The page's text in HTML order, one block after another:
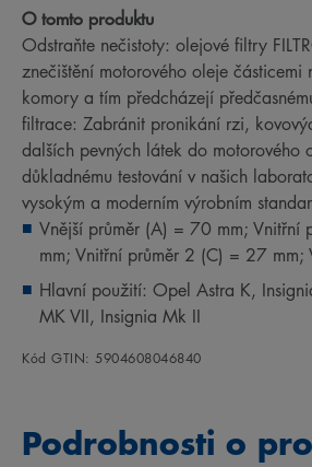
O tomto produktu
Odstraňte nečistoty: olejové filtry
znečištění motorového oleje částicemi
komory a tím předcházejí
filtrace: Zabránit pronikání rzi,
dalších pevných látek do motorového
důkladnému testování v našich
vysokým a moderním výrobním
Vnější průměr (A) = 70 mm; Vnitřní
mm; Vnitřní průměr 2 (C) = 27
Hlavní použití: Opel Astra K,
MK VII, Insignia Mk II
Kód GTIN: 5904608046840
Podrobnosti o